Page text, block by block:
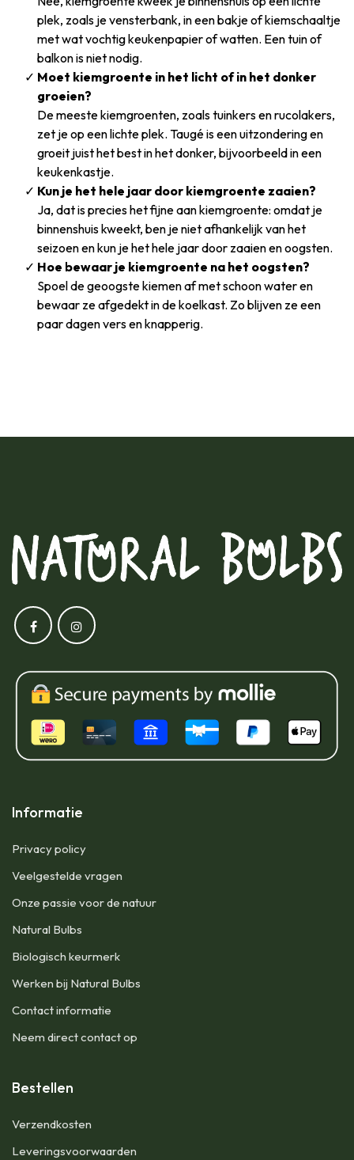
plek, zoals je vensterbank, in een bakje of kiemschaaltje
met wat vochtig keukenpapier of watten. Een tuin of
balkon is niet nodig.
Moet kiemgroente in het licht of in het donker
groeien?
De meeste kiemgroenten, zoals tuinkers en rucolakers,
zet je op een lichte plek. Taugé is een uitzondering en
groeit juist het best in het donker, bijvoorbeeld in een
keukenkastje.
Kun je het hele jaar door kiemgroente zaaien?
Ja, dat is precies het fijne aan kiemgroente: omdat je
binnenshuis kweekt, ben je niet afhankelijk van het
seizoen en kun je het hele jaar door zaaien en oogsten.
Hoe bewaar je kiemgroente na het oogsten?
Spoel de geoogste kiemen af met schoon water en
bewaar ze afgedekt in de koelkast. Zo blijven ze een
paar dagen vers en knapperig.
Informatie
Privacy policy
Veelgestelde vragen
Onze passie voor de natuur
Natural Bulbs
Biologisch keurmerk
Werken bij Natural Bulbs
Contact informatie
Neem direct contact op
Bestellen
Verzendkosten
Leveringsvoorwaarden